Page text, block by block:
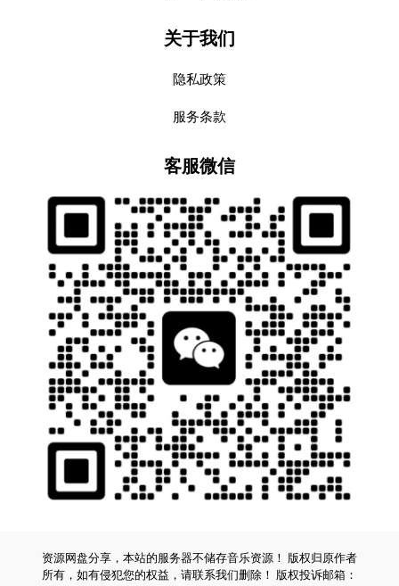
关于我们
隐私政策
服务条款
客服微信
资源网盘分享，本站的服务器不储存音乐资源！ 版权归原作者
所有，如有侵犯您的权益，请联系我们删除！ 版权投诉邮箱：